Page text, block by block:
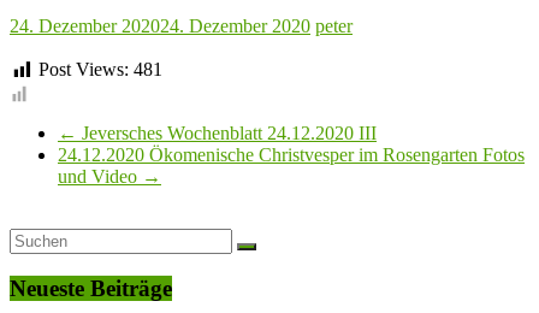
24. Dezember 202024. Dezember 2020 peter
Post Views: 481
← Jeversches Wochenblatt 24.12.2020 III
24.12.2020 Ökomenische Christvesper im Rosengarten Fotos
und Video →
Neueste Beiträge